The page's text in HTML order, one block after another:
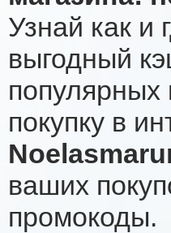
Узнай как
выгодный
популярных
покупку в
ваших
промокоды.